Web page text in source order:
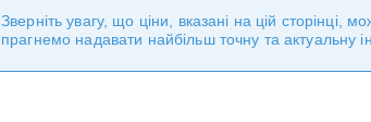
Зверніть увагу, що ціни, вказані на цій
прагнемо надавати найбільш точну та актуальну